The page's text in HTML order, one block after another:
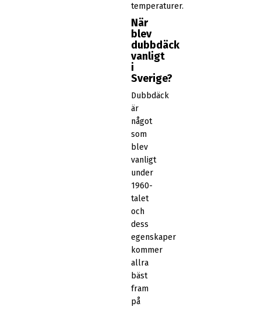
temperaturer.
När
blev
dubbdäck
vanligt
i
Sverige?
Dubbdäck
är
något
som
blev
vanligt
under
1960-
talet
och
dess
egenskaper
kommer
allra
bäst
fram
på